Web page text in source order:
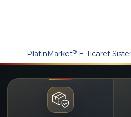
PlatinMarket® E-Ticaret